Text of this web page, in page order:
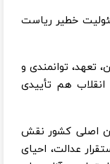
خطیر ریاست
تعهد، توانمندی و
هم تأییدی
اصلی کشور نقش
عدالت، احیای